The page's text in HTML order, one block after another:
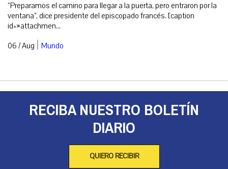
“Preparamos el camino para llegar a la puerta, pero entraron por la
ventana”, dice presidente del episcopado francés. [caption
id=»attachmen...
06 / Aug | Mundo
RECIBA NUESTRO BOLETÍN
DIARIO
QUIERO RECIBIR